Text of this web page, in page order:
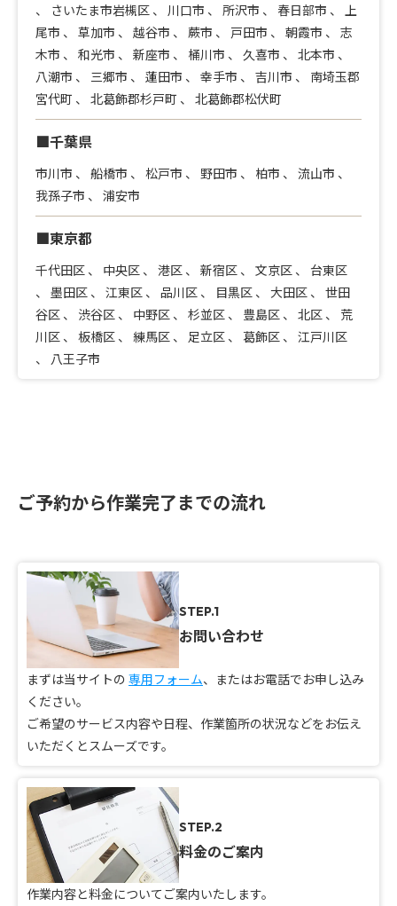
、 さいたま市岩槻区 、 川口市 、 所沢市 、 春日部市 、 上
尾市 、 草加市 、 越谷市 、 蕨市 、 戸田市 、 朝霞市 、 志
木市 、 和光市 、 新座市 、 桶川市 、 久喜市 、 北本市 、
八潮市 、 三郷市 、 蓮田市 、 幸手市 、 吉川市 、 南埼玉郡
宮代町 、 北葛飾郡杉戸町 、 北葛飾郡松伏町
■千葉県
市川市 、 船橋市 、 松戸市 、 野田市 、 柏市 、 流山市 、
我孫子市 、 浦安市
■東京都
千代田区 、 中央区 、 港区 、 新宿区 、 文京区 、 台東区
、 墨田区 、 江東区 、 品川区 、 目黒区 、 大田区 、 世田
谷区 、 渋谷区 、 中野区 、 杉並区 、 豊島区 、 北区 、 荒
川区 、 板橋区 、 練馬区 、 足立区 、 葛飾区 、 江戸川区
、 八王子市
ご予約から作業完了までの流れ
STEP.1
お問い合わせ
まずは当サイトの 専用フォーム、またはお電話でお申し込み
ください。
ご希望のサービス内容や日程、作業箇所の状況などをお伝え
いただくとスムーズです。
STEP.2
料金のご案内
作業内容と料金についてご案内いたします。